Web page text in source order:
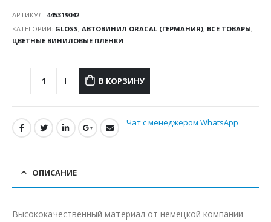
АРТИКУЛ: 445319042
КАТЕГОРИИ: GLOSS, АВТОВИНИЛ ORACAL (ГЕРМАНИЯ), ВСЕ ТОВАРЫ,
ЦВЕТНЫЕ ВИНИЛОВЫЕ ПЛЕНКИ
В КОРЗИНУ
Чат с менеджером WhatsApp
ОПИСАНИЕ
Высококачественный материал от немецкой компании